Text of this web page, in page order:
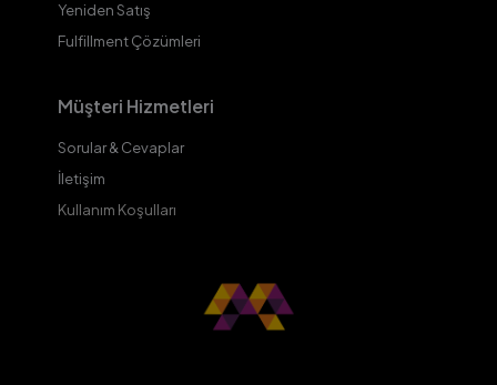
Yeniden Satış
Fulfillment Çözümleri
Müşteri Hizmetleri
Sorular & Cevaplar
İletişim
Kullanım Koşulları